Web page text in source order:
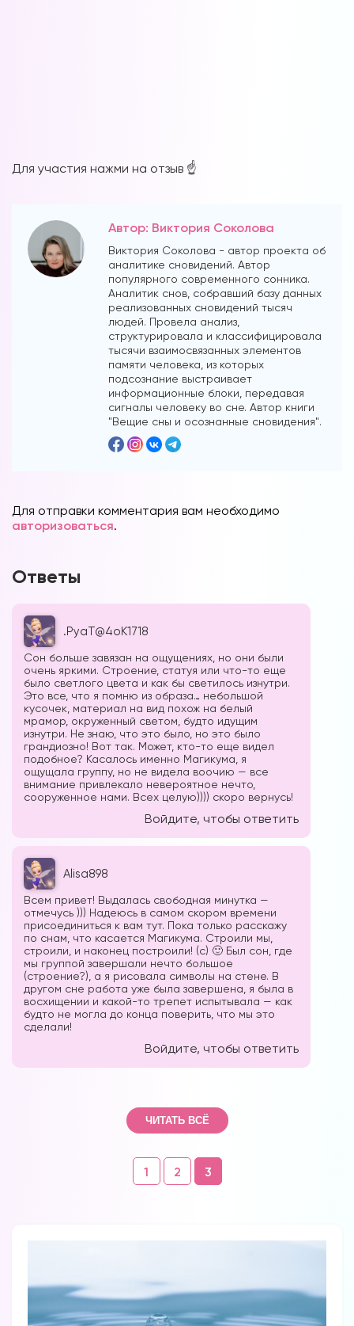
Для участия нажми на отзыв ☝️
Автор: Виктория Соколова
Виктория Соколова - автор проекта об
аналитике сновидений. Автор
популярного современного сонника.
Аналитик снов, собравший базу данных
реализованных сновидений тысяч
людей. Провела анализ,
структурировала и классифицировала
тысячи взаимосвязанных элементов
памяти человека, из которых
подсознание выстраивает
информационные блоки, передавая
сигналы человеку во сне. Автор книги
"Вещие сны и осознанные сновидения".
Для отправки комментария вам необходимо
авторизоваться.
Ответы
.PyaT@4oK1718
Сон больше завязан на ощущениях, но они были
очень яркими. Строение, статуя или что-то еще
было светлого цвета и как бы светилось изнутри.
Это все, что я помню из образа… небольшой
кусочек, материал на вид похож на белый
мрамор, окруженный светом, будто идущим
изнутри. Не знаю, что это было, но это было
грандиозно! Вот так. Может, кто-то еще видел
подобное? Касалось именно Магикума, я
ощущала группу, но не видела воочию — все
внимание привлекало невероятное нечто,
сооруженное нами. Всех целую)))) скоро вернусь!
Войдите, чтобы ответить
Alisa898
Всем привет! Выдалась свободная минутка —
отмечусь ))) Надеюсь в самом скором времени
присоединиться к вам тут. Пока только расскажу
по снам, что касается Магикума. Строили мы,
строили, и наконец построили! (с) 🙂 Был сон, где
мы группой завершали нечто большое
(строение?), а я рисовала символы на стене. В
другом сне работа уже была завершена, я была в
восхищении и какой-то трепет испытывала — как
будто не могла до конца поверить, что мы это
сделали!
Войдите, чтобы ответить
ЧИТАТЬ ВСЁ
1 2 3
участниками)
информацию во снах с первых дней.
доступ:
Скачать
Наши форумы
Форум в
Телеграм
Форум на сайте